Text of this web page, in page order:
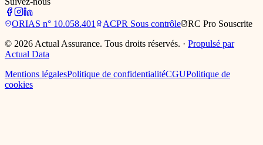
ORIAS n° 10.058.401 ACPR Sous contrôle RC Pro Souscrite
© 2026 Actual Assurance. Tous droits réservés. · Propulsé par
Actual Data
Mentions légalesPolitique de confidentialitéCGUPolitique de
cookies